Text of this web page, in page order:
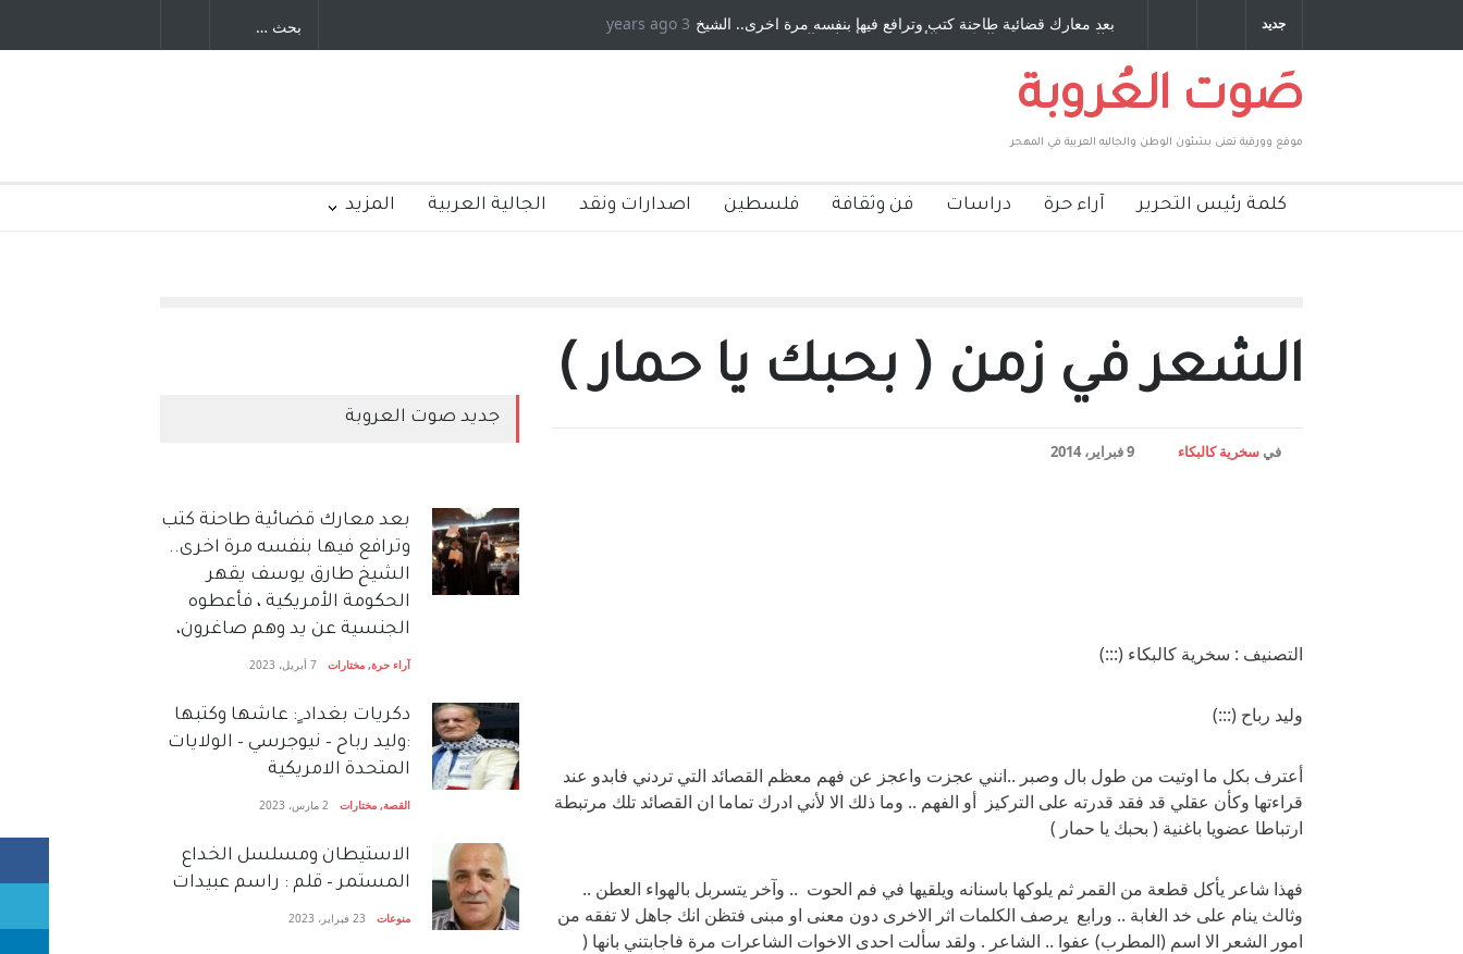
جديد دكريات بغداد ٍ: عاشها وكتبها :وليد رباح – نيوجرسي – الولايات المتحدة بعد معارك قضائية طاحنة كتب وترافع فيها بنفسه مرة اخرى.. الشيخ
طارق يوسف يقهر الحكومة الأمريكية ، فأعطوه الجنسية عن يد وهم
صاغرون،
مخلوف : بقلم : سعد الله 3 years ago
صَوت العُروبة
موقع وورقية تعنى بشئون الوطن والجاليه العربية في المهجر
كلمة رئيس التحرير آراء حرة دراسات فن وثقافة فلسطين اصدارات ونقد الجالية العربية المزيد
الشعر في زمن ( بحبك يا حمار )
في سخرية كالبكاء 9 فبراير، 2014
التصنيف : سخرية كالبكاء (:::)
وليد رباح (:::)
أعترف بكل ما اوتيت من طول بال وصبر ..انني عجزت واعجز عن فهم معظم القصائد التي تردني فابدو عند
قراءتها وكأن عقلي قد فقد قدرته على التركيز أو الفهم .. وما ذلك الا لأني ادرك تماما ان القصائد تلك مرتبطة
ارتباطا عضويا باغنية ( بحبك يا حمار )
فهذا شاعر يأكل قطعة من القمر ثم يلوكها باسنانه ويلقيها في فم الحوت .. وآخر يتسربل بالهواء العطن ..
وثالث ينام على خد الغابة .. ورابع يرصف الكلمات اثر الاخرى دون معنى او مبنى فتظن انك جاهل لا تفقه من
امور الشعر الا اسم (المطرب) عفوا .. الشاعر . ولقد سألت احدى الاخوات الشاعرات مرة فاجابتني بانها (
جديد صوت العروبة
بعد معارك قضائية طاحنة كتب
وترافع فيها بنفسه مرة اخرى..
الشيخ طارق يوسف يقهر
الحكومة الأمريكية ، فأعطوه
الجنسية عن يد وهم صاغرون،
آراء حرة, مختارات 7 أبريل، 2023
دكريات بغداد ٍ: عاشها وكتبها
:وليد رباح – نيوجرسي – الولايات
المتحدة الامريكية
القصة, مختارات 2 مارس، 2023
الاستيطان ومسلسل الخداع
المستمر – قلم : راسم عبيدات
منوعات 23 فبراير، 2023